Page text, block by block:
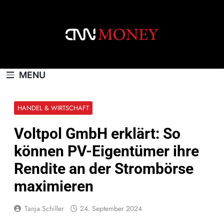
MENU
HANDEL & WIRTSCHAFT
Voltpol GmbH erklärt: So
können PV-Eigentümer ihre
Rendite an der Strombörse
maximieren
Tanja Schiller 24. September 2024